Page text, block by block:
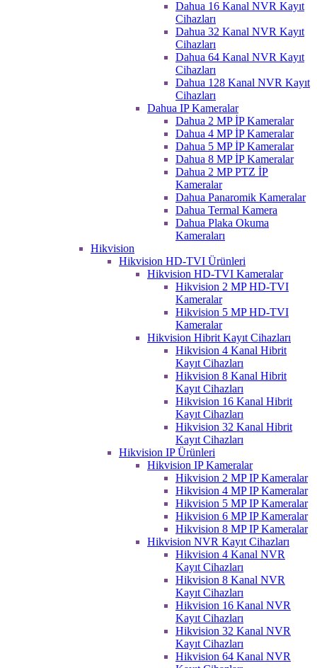
Dahua 16 Kanal NVR Kayıt
Cihazları
Dahua 32 Kanal NVR Kayıt
Cihazları
Dahua 64 Kanal NVR Kayıt
Cihazları
Dahua 128 Kanal NVR Kayıt
Cihazları
Dahua IP Kameralar
Dahua 2 MP İP Kameralar
Dahua 4 MP İP Kameralar
Dahua 5 MP İP Kameralar
Dahua 8 MP İP Kameralar
Dahua 2 MP PTZ İP
Kameralar
Dahua Panaromik Kameralar
Dahua Termal Kamera
Dahua Plaka Okuma
Kameraları
Hikvision
Hikvision HD-TVI Ürünleri
Hikvision HD-TVI Kameralar
Hikvision 2 MP HD-TVI
Kameralar
Hikvision 5 MP HD-TVI
Kameralar
Hikvision Hibrit Kayıt Cihazları
Hikvision 4 Kanal Hibrit
Kayıt Cihazları
Hikvision 8 Kanal Hibrit
Kayıt Cihazları
Hikvision 16 Kanal Hibrit
Kayıt Cihazları
Hikvision 32 Kanal Hibrit
Kayıt Cihazları
Hikvision IP Ürünleri
Hikvision IP Kameralar
Hikvision 2 MP IP Kameralar
Hikvision 4 MP IP Kameralar
Hikvision 5 MP IP Kameralar
Hikvision 6 MP IP Kameralar
Hikvision 8 MP IP Kameralar
Hikvision NVR Kayıt Cihazları
Hikvision 4 Kanal NVR
Kayıt Cihazları
Hikvision 8 Kanal NVR
Kayıt Cihazları
Hikvision 16 Kanal NVR
Kayıt Cihazları
Hikvision 32 Kanal NVR
Kayıt Cihazları
Hikvision 64 Kanal NVR